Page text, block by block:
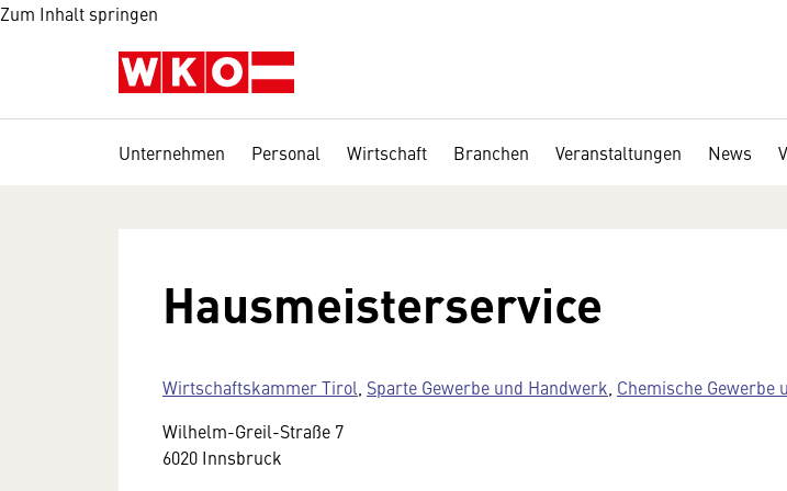
Zum Inhalt springen
Unternehmen Personal Wirtschaft Branchen Veranstaltungen News
Hausmeisterservice
Wirtschaftskammer Tirol Sparte Gewerbe und Handwerk Chemische Gewerbe
Wilhelm-Greil-Straße 7
6020 Innsbruck